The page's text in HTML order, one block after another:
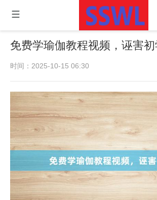
免费学瑜伽教程视频，诬害初
时间：2025-10-15 06:30